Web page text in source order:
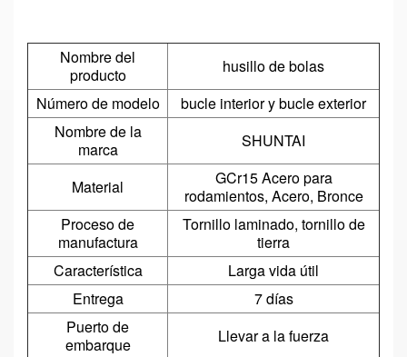
Nombre del
producto
husillo de bolas
Número de modelo
bucle interior y bucle exterior
Nombre de la
marca
SHUNTAI
Material
GCr15 Acero para
rodamientos, Acero, Bronce
Proceso de
manufactura
Tornillo laminado, tornillo de
tierra
Característica
Larga vida útil
Entrega
7 días
Puerto de
embarque
Llevar a la fuerza